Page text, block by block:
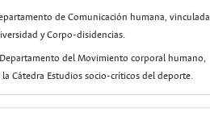
de Comunicación humana, vinculada
y Corpo-disidencias.
del Movimiento corporal humano,
Cátedra Estudios socio-críticos del deporte.